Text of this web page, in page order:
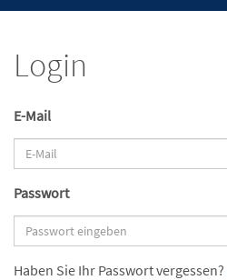
Login
E-Mail
Passwort
Haben Sie Ihr Passwort vergessen?